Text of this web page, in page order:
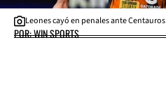
Leones cayó en penales ante Centauros
POR: WIN SPORTS